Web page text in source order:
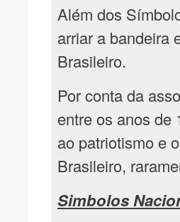
Além dos
arriar a bandeira
Brasileiro.
Por conta da
entre os anos de
ao patriotismo e
Brasileiro,
Simbolos